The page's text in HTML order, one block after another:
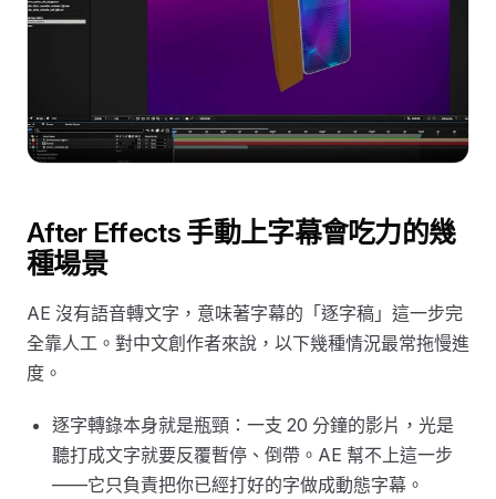
After Effects 手動上字幕會吃力的幾
種場景
AE 沒有語音轉文字，意味著字幕的「逐字稿」這一步完
全靠人工。對中文創作者來說，以下幾種情況最常拖慢進
度。
逐字轉錄本身就是瓶頸：一支 20 分鐘的影片，光是
聽打成文字就要反覆暫停、倒帶。AE 幫不上這一步
——它只負責把你已經打好的字做成動態字幕。